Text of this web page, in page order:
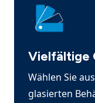
Vielfältige
Wählen Sie
glasierten